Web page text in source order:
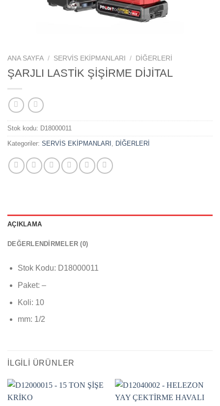
ANA SAYFA / SERVİS EKİPMANLARI / DİĞERLERİ
ŞARJLI LASTİK ŞİŞİRME DİJİTAL
Stok kodu: D18000011
Kategoriler: SERVİS EKİPMANLARI , DİĞERLERİ
AÇIKLAMA
DEĞERLENDIRMELER (0)
Stok Kodu: D18000011
Paket: –
Koli: 10
mm: 1/2
İLGILI ÜRÜNLER